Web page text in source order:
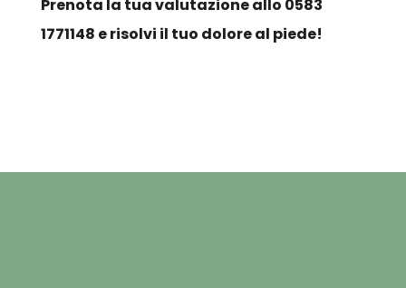
Prenota la tua valutazione allo 0583
1771148 e risolvi il tuo dolore al piede!